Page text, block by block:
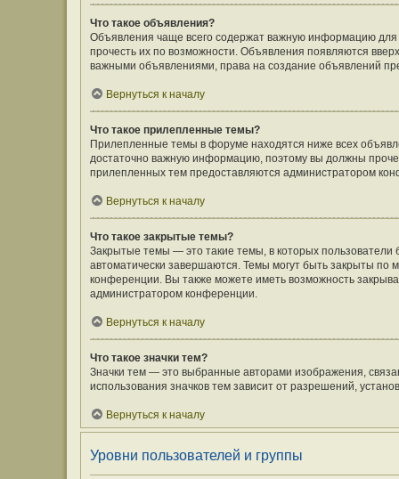
Что такое объявления?
Объявления чаще всего содержат важную информацию
прочесть их по возможности. Объявления появляются
важными объявлениями, права на создание объявлений
Вернуться к началу
Что такое прилепленные темы?
Прилепленные темы в форуме находятся ниже всех
достаточно важную информацию, поэтому вы должны
прилепленных тем предоставляются администратором
Вернуться к началу
Что такое закрытые темы?
Закрытые темы — это такие темы, в которых
автоматически завершаются. Темы могут быть закрыты
конференции. Вы также можете иметь возможность
администратором конференции.
Вернуться к началу
Что такое значки тем?
Значки тем — это выбранные авторами изображения,
использования значков тем зависит от разрешений,
Вернуться к началу
Уровни пользователей и группы